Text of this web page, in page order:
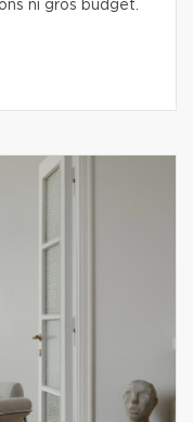
ni gros budget.